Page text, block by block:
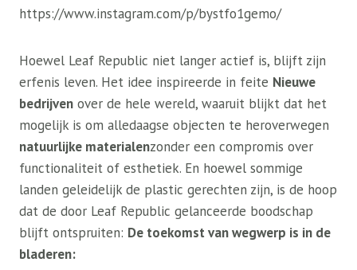
https://www.instagram.com/p/bystfo1gemo/
Hoewel Leaf Republic niet langer actief is, blijft zijn
erfenis leven. Het idee inspireerde in feite Nieuwe
bedrijven over de hele wereld, waaruit blijkt dat het
mogelijk is om alledaagse objecten te heroverwegen
natuurlijke materialenzonder een compromis over
functionaliteit of esthetiek. En hoewel sommige
landen geleidelijk de plastic gerechten zijn, is de hoop
dat de door Leaf Republic gelanceerde boodschap
blijft ontspruiten: De toekomst van wegwerp is in de
bladeren: